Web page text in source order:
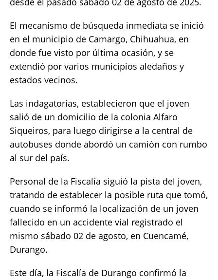
El mecanismo de búsqueda inmediata se inició
en el municipio de Camargo, Chihuahua, en
donde fue visto por última ocasión, y se
extendió por varios municipios aledaños y
estados vecinos.
Las indagatorias, establecieron que el joven
salió de un domicilio de la colonia Alfaro
Siqueiros, para luego dirigirse a la central de
autobuses donde abordó un camión con rumbo
al sur del país.
Personal de la Fiscalía siguió la pista del joven,
tratando de establecer la posible ruta que tomó,
cuando se informó la localización de un joven
fallecido en un accidente vial registrado el
mismo sábado 02 de agosto, en Cuencamé,
Durango.
Este día, la Fiscalía de Durango confirmó la